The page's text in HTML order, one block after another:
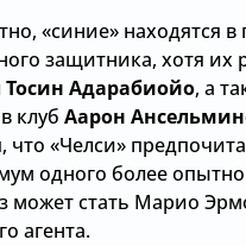
«синие» находятся
защитника, хотя их
Тосин Адарабиойо, а
клуб Аарон
что «Челси»
одного более
может стать Марио
агента.